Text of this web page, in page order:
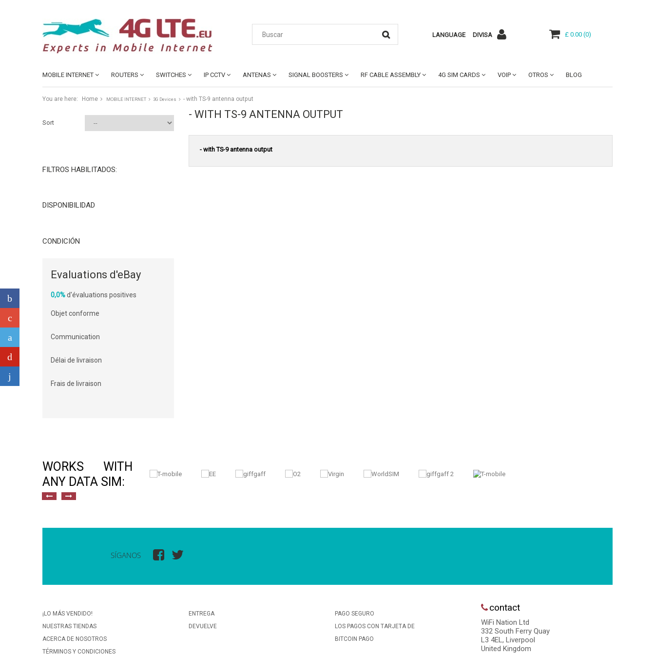
LANGUAGE DIVISA £ 0.00 (0)
MOBILE INTERNET ROUTERS SWITCHES IP CCTV ANTENAS SIGNAL BOOSTERS RF CABLE ASSEMBLY 4G SIM CARDS VOIP OTROS BLOG
You are here: Home MOBILE INTERNET 3G Devices - with TS-9 antenna output
Sort
FILTROS HABILITADOS:
DISPONIBILIDAD
CONDICIÓN
Evaluations d'eBay
0,0%d'évaluations positives
Objet conforme
Communication
Délai de livraison
Frais de livraison
- WITH TS-9 ANTENNA OUTPUT
- with TS-9 antenna output
WORKS WITH
ANY DATA SIM:
SÍGANOS
¡LO MÁS VENDIDO!
NUESTRAS TIENDAS
ACERCA DE NOSOTROS
TÉRMINOS Y CONDICIONES
ENTREGA
DEVUELVE
PAGO SEGURO
LOS PAGOS CON TARJETA DE
BITCOIN PAGO
contact
WiFi Nation Ltd
332 South Ferry Quay
L3 4EL, Liverpool
United Kingdom